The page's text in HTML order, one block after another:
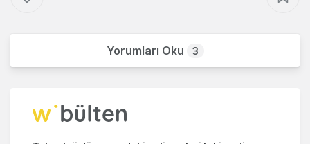
Yorumları Oku 3